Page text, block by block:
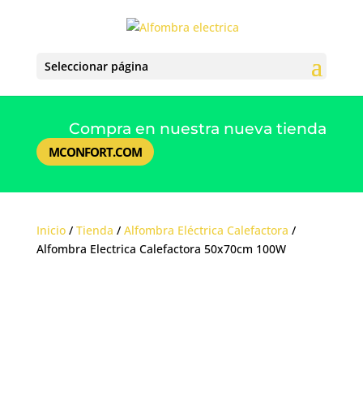
Seleccionar página
Compra en nuestra nueva tienda
MCONFORT.COM
Inicio/ Tienda / Alfombra Eléctrica Calefactora /
Alfombra Electrica Calefactora 50x70cm 100W